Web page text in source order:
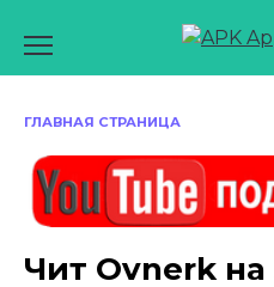
содержанию
ГЛАВНАЯ СТРАНИЦА
Чит Ovnerk